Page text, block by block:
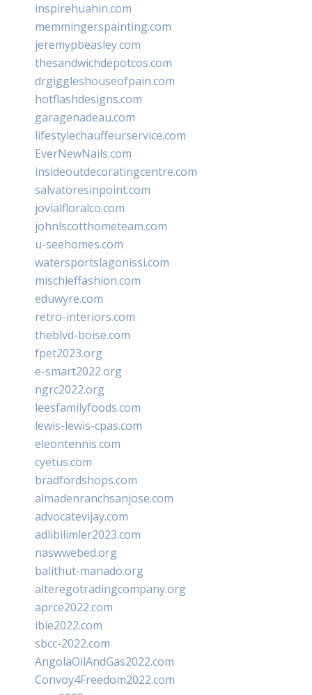
inspirehuahin.com
memmingerspainting.com
jeremypbeasley.com
thesandwichdepotcos.com
drgiggleshouseofpain.com
hotflashdesigns.com
garagenadeau.com
lifestylechauffeurservice.com
EverNewNails.com
insideoutdecoratingcentre.com
salvatoresinpoint.com
jovialfloralco.com
johnlscotthometeam.com
u-seehomes.com
watersportslagonissi.com
mischieffashion.com
eduwyre.com
retro-interiors.com
theblvd-boise.com
fpet2023.org
e-smart2022.org
ngrc2022.org
leesfamilyfoods.com
lewis-lewis-cpas.com
eleontennis.com
cyetus.com
bradfordshops.com
almadenranchsanjose.com
advocatevijay.com
adlibilimler2023.com
naswwebed.org
balithut-manado.org
alteregotradingcompany.org
aprce2022.com
ibie2022.com
sbcc-2022.com
AngolaOilAndGas2022.com
Convoy4Freedom2022.com